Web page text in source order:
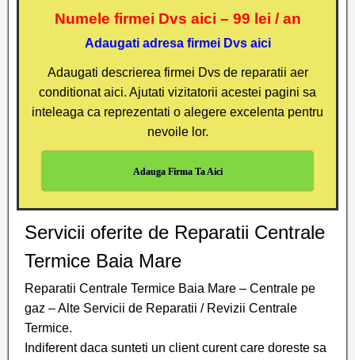
Numele firmei Dvs aici – 99 lei / an
Adaugati adresa firmei Dvs aici
Adaugati descrierea firmei Dvs de reparatii aer
conditionat aici. Ajutati vizitatorii acestei pagini sa
inteleaga ca reprezentati o alegere excelenta pentru
nevoile lor.
Adauga Firma Ta Aici
Servicii oferite de Reparatii Centrale
Termice Baia Mare
Reparatii Centrale Termice Baia Mare – Centrale pe
gaz – Alte Servicii de Reparatii / Revizii Centrale
Termice.
Indiferent daca sunteti un client curent care doreste sa